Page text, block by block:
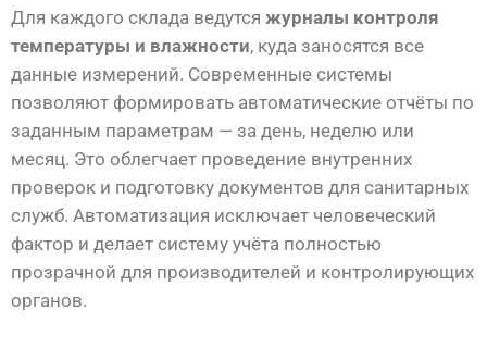
Для каждого склада ведутся журналы контроля
температуры и влажности, куда заносятся все
данные измерений. Современные системы
позволяют формировать автоматические отчёты по
заданным параметрам — за день, неделю или
месяц. Это облегчает проведение внутренних
проверок и подготовку документов для санитарных
служб. Автоматизация исключает человеческий
фактор и делает систему учёта полностью
прозрачной для производителей и контролирующих
органов.